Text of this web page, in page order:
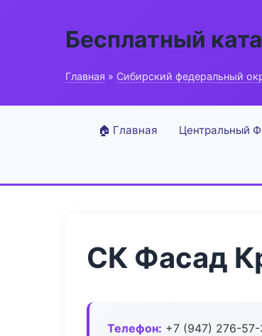
Бесплатный
Главная » Сибирский федеральный
🏠 Главная Центральный
СК Фасад
Телефон: +7 (947) 276-57-